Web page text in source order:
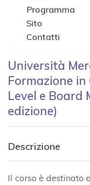
Programma
Sito
Contatti
Università
Formazione
Level e Board
edizione)
Descrizione
Il corso è destinato